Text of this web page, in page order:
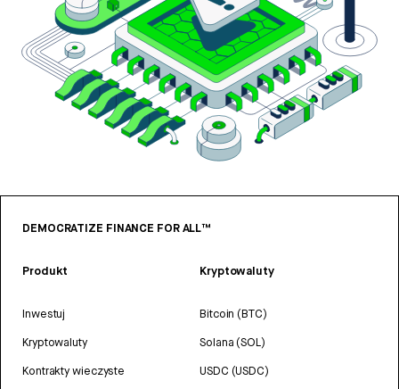
DEMOCRATIZE FINANCE FOR ALL™
Produkt
Inwestuj
Kryptowaluty
Kontrakty wieczyste
Kryptowaluty
Bitcoin (BTC)
Solana (SOL)
USDC (USDC)